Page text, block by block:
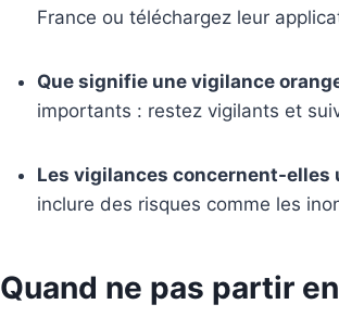
France ou téléchargez leur
Que signifie une vigilance
importants : restez vigilants et
Les vigilances concernent-elles
inclure des risques comme les
Quand ne pas partir